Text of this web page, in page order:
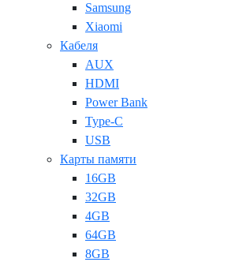
Samsung
Xiaomi
Кабеля
AUX
HDMI
Power Bank
Type-C
USB
Карты памяти
16GB
32GB
4GB
64GB
8GB